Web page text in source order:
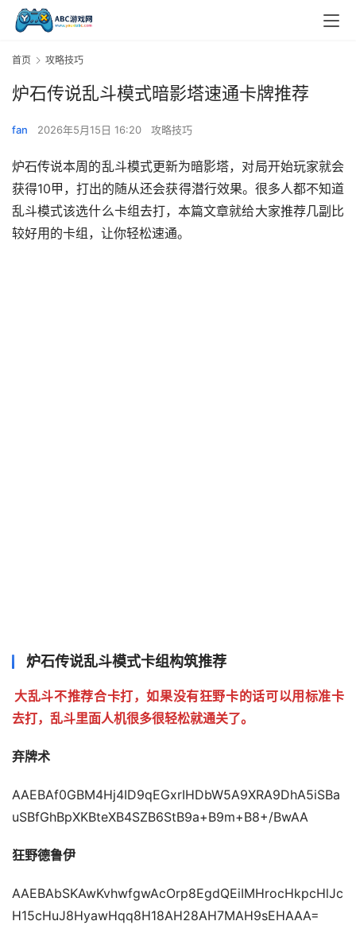
首页 攻略技巧
炉石传说乱斗模式暗影塔速通卡牌推荐
fan 2026年5月15日 16:20 攻略技巧
炉石传说本周的乱斗模式更新为暗影塔，对局开始玩家就会
获得10甲，打出的随从还会获得潜行效果。很多人都不知道
乱斗模式该选什么卡组去打，本篇文章就给大家推荐几副比
较好用的卡组，让你轻松速通。
炉石传说乱斗模式卡组构筑推荐
大乱斗不推荐合卡打，如果没有狂野卡的话可以用标准卡
去打，乱斗里面人机很多很轻松就通关了。
弃牌术
AAEBAf0GBM4Hj4ID9qEGxrIHDbW5A9XRA9DhA5iSBa
uSBfGhBpXKBteXB4SZB6StB9a+B9m+B8+/BwAA
狂野德鲁伊
AAEBAbSKAwKvhwfgwAcOrp8EgdQEiIMHrocHkpcHlJc
H15cHuJ8HyawHqq8H18AH28AH7MAH9sEHAAA=